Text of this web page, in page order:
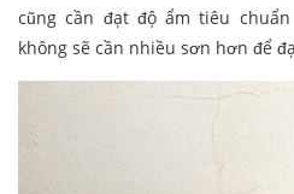
cũng cần đạt độ ẩm tiêu
không sẽ cần nhiều sơn hơn để